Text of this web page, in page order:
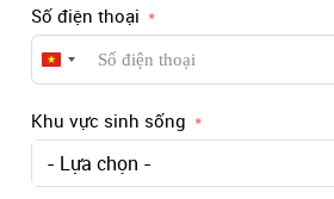
Số điện thoại
Vietnam
+84
Khu vực sinh sống
- Lựa chọn -